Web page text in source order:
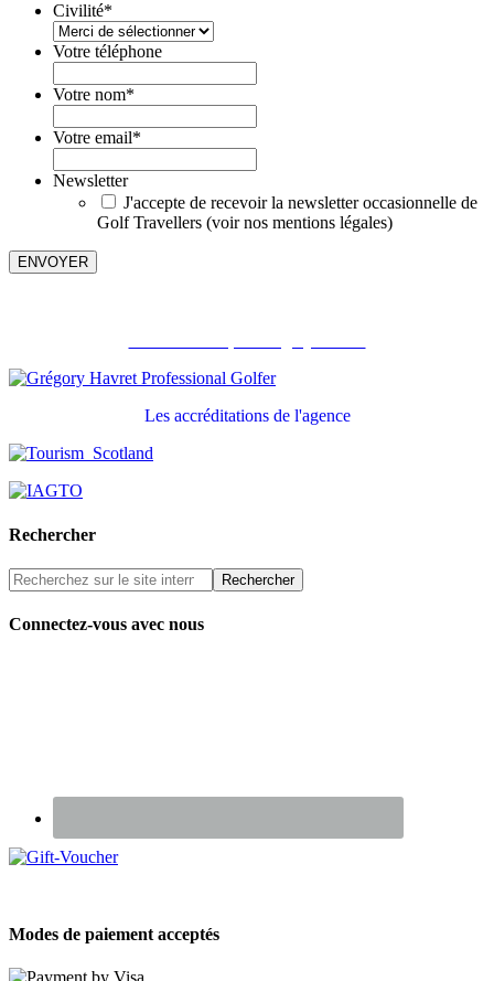
Civilité*
Votre téléphone
Votre nom*
Votre email*
Newsletter
J'accepte de recevoir la newsletter occasionnelle de
Golf Travellers (voir nos mentions légales)
Les accréditations de l'agence
Rechercher
Connectez-vous avec nous
Modes de paiement acceptés